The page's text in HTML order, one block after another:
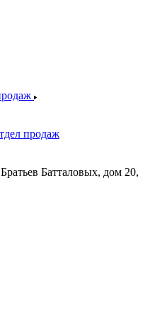
продаж
Батталовых, дом 20,